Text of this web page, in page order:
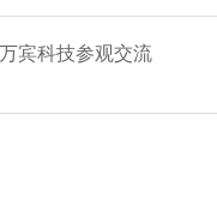
宾科技参观交流